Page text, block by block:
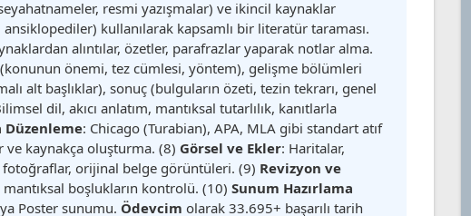
resmi yazışmalar) ve ikincil kaynaklar
kullanılarak kapsamlı bir literatür taraması.
alıntılar, özetler, parafrazlar yaparak notlar alma.
önemi, tez cümlesi, yöntem), gelişme bölümleri
alt başlıklar), sonuç (bulguların özeti, tezin tekrarı, genel
dil, akıcı anlatım, mantıksal tutarlılık, kanıtlarla
Düzenleme: Chicago (Turabian), APA, MLA gibi standart atıf
kaynakça oluşturma. (8) Görsel ve Ekler: Haritalar,
orijinal belge görüntüleri. (9) Revizyon ve
boşlukların kontrolü. (10)Sunum Hazırlama
Poster sunumu. Ödevcim olarak 33.695+ başarılı tarih